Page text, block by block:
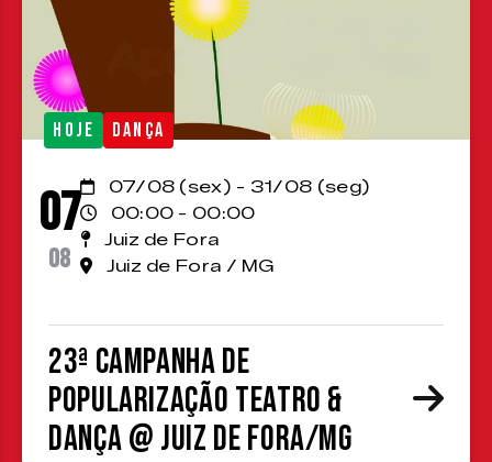
HOJE DANÇA
07
08
07/08 (sex) - 31/08 (seg)
00:00 - 00:00
Juiz de Fora
Juiz de Fora / MG
23ª Campanha de
Popularização Teatro &
Dança @ Juiz de Fora/MG